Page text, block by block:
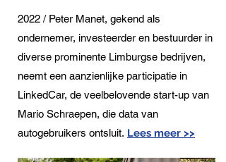
2022 / Peter Manet, gekend als
ondernemer, investeerder en bestuurder in
diverse prominente Limburgse bedrijven,
neemt een aanzienlijke participatie in
LinkedCar, de veelbelovende start-up van
Mario Schraepen, die data van
autogebruikers ontsluit. Lees meer >>